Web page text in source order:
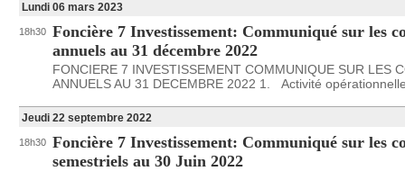
Lundi 06 mars 2023
18h30 Foncière 7 Investissement: Communiqué sur les
annuels au 31 décembre 2022
FONCIERE 7 INVESTISSEMENT COMMUNIQUE SUR LES
ANNUELS AU 31 DECEMBRE 2022 1. Activité
Jeudi 22 septembre 2022
18h30 Foncière 7 Investissement: Communiqué sur les
semestriels au 30 Juin 2022